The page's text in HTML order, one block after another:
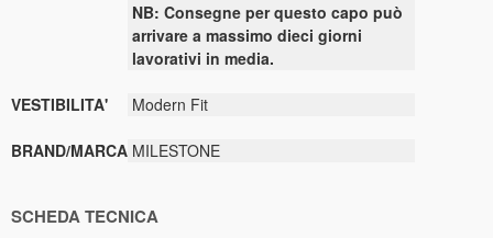
NB: Consegne per questo capo può
arrivare a massimo dieci giorni
lavorativi in media.
VESTIBILITA' Modern Fit
BRAND/MARCA MILESTONE
SCHEDA TECNICA